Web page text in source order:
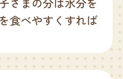
食べやすくすれば